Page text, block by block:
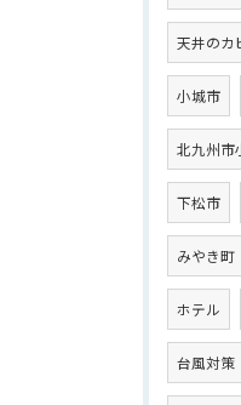
天井のカ
小城市
北九州市
下松市
みやき町
ホテル
台風対策